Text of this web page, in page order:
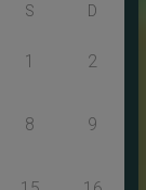
S D
1 2
8 9